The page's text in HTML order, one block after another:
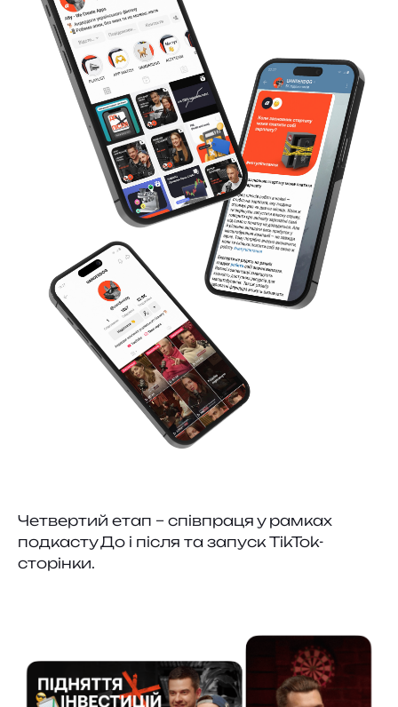
Четвертий етап – співпраця у рамках
подкасту До і після та запуск TikTok-
сторінки.